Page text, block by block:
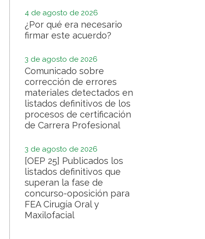
4 de agosto de 2026
¿Por qué era necesario
firmar este acuerdo?
3 de agosto de 2026
Comunicado sobre
corrección de errores
materiales detectados en
listados definitivos de los
procesos de certificación
de Carrera Profesional
3 de agosto de 2026
[OEP 25] Publicados los
listados definitivos que
superan la fase de
concurso-oposición para
FEA Cirugía Oral y
Maxilofacial